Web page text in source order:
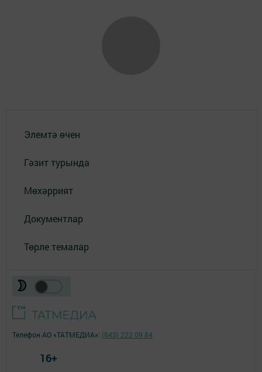
Элемтә өчен
Гәзит турында
Мөхәррият
Документлар
Төрле темалар
Телефон АО «ТАТМЕДИА»: (843) 222 09 84
16+